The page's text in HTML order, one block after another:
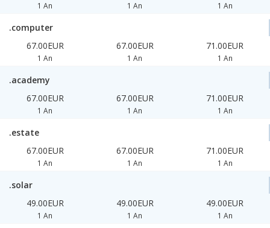
1 An 1 An 1 An
.computer
67.00EUR
1 An
67.00EUR
1 An
71.00EUR
1 An
.academy
67.00EUR
1 An
67.00EUR
1 An
71.00EUR
1 An
.estate
67.00EUR
1 An
67.00EUR
1 An
71.00EUR
1 An
.solar
49.00EUR
1 An
49.00EUR
1 An
49.00EUR
1 An